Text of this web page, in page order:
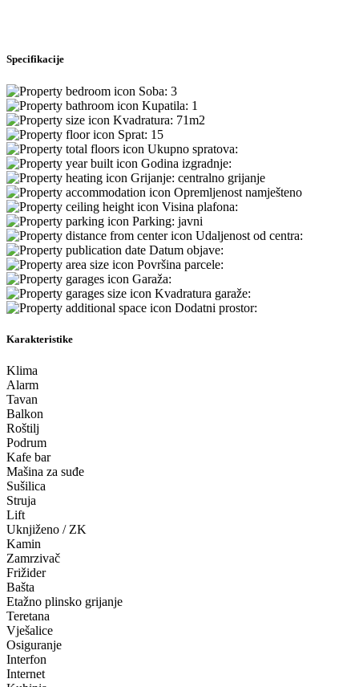
Specifikacije
Soba: 3
Kupatila: 1
Kvadratura: 71m2
Sprat: 15
Ukupno spratova:
Godina izgradnje:
Grijanje: centralno grijanje
Opremljenost namješteno
Visina plafona:
Parking: javni
Udaljenost od centra:
Datum objave:
Površina parcele:
Garaža:
Kvadratura garaže:
Dodatni prostor:
Karakteristike
Klima
Alarm
Tavan
Balkon
Roštilj
Podrum
Kafe bar
Mašina za suđe
Sušilica
Struja
Lift
Uknjiženo / ZK
Kamin
Zamrzivač
Frižider
Bašta
Etažno plinsko grijanje
Teretana
Vješalice
Osiguranje
Interfon
Internet